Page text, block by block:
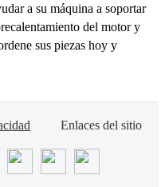
a su máquina a soportar
del motor y
sus piezas hoy y
Enlaces del sitio